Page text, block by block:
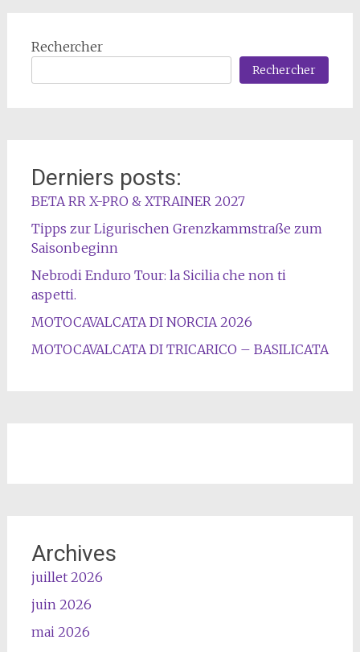
Rechercher
Rechercher
Derniers posts:
BETA RR X-PRO & XTRAINER 2027
Tipps zur Ligurischen Grenzkammstraße zum
Saisonbeginn
Nebrodi Enduro Tour: la Sicilia che non ti
aspetti.
MOTOCAVALCATA DI NORCIA 2026
MOTOCAVALCATA DI TRICARICO – BASILICATA
Archives
juillet 2026
juin 2026
mai 2026